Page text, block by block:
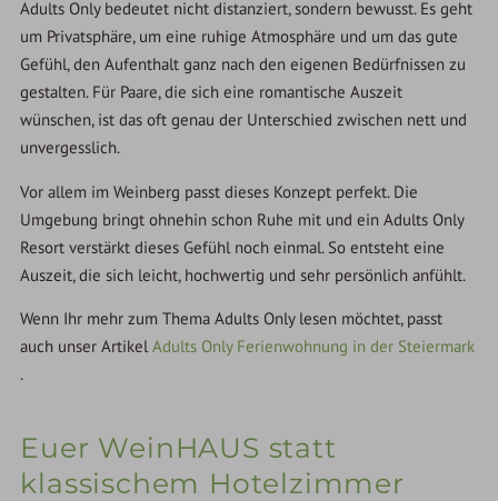
Adults Only bedeutet nicht distanziert, sondern bewusst. Es geht
um Privatsphäre, um eine ruhige Atmosphäre und um das gute
Gefühl, den Aufenthalt ganz nach den eigenen Bedürfnissen zu
gestalten. Für Paare, die sich eine romantische Auszeit
wünschen, ist das oft genau der Unterschied zwischen nett und
unvergesslich.
Vor allem im Weinberg passt dieses Konzept perfekt. Die
Umgebung bringt ohnehin schon Ruhe mit und ein Adults Only
Resort verstärkt dieses Gefühl noch einmal. So entsteht eine
Auszeit, die sich leicht, hochwertig und sehr persönlich anfühlt.
Wenn Ihr mehr zum Thema Adults Only lesen möchtet, passt
auch unser ArtikelAdults Only Ferienwohnung in der Steiermark
.
Euer WeinHAUS statt
klassischem Hotelzimmer